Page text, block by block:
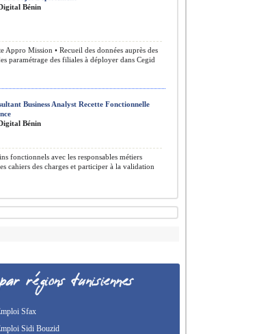
Bénin
Appro Mission • Recueil des données auprès des
paramétrage des filiales à déployer dans Cegid
Business Analyst Recette Fonctionnelle
Bénin
fonctionnels avec les responsables métiers
cahiers des charges et participer à la validation
Sfax
Sidi Bouzid